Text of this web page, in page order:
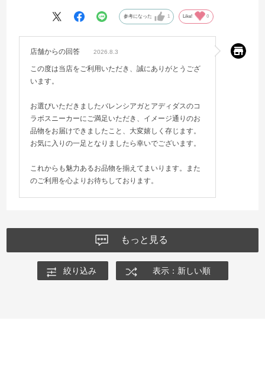
参考になった 1 Like! 0
店舗からの回答 2026.8.3
この度は当店をご利用いただき、誠にありがとうござ
います。
お選びいただきましたバレンシアガとアディダスのコ
ラボスニーカーにご満足いただき、イメージ通りのお
品物をお届けできましたこと、大変嬉しく存じます。
お気に入りの一足となりましたら幸いでございます。
これからも魅力あるお品物を揃えてまいります。また
のご利用を心よりお待ちしております。
もっと見る
絞り込み 表示：新しい順